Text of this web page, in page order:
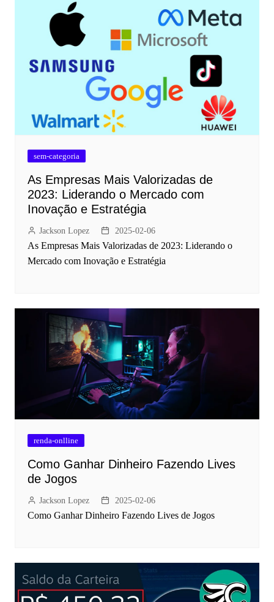
sem-categoria
As Empresas Mais Valorizadas de
2023: Liderando o Mercado com
Inovação e Estratégia
Jackson Lopez 2025-02-06
As Empresas Mais Valorizadas de 2023: Liderando o
Mercado com Inovação e Estratégia
renda-onlline
Como Ganhar Dinheiro Fazendo Lives
de Jogos
Jackson Lopez 2025-02-06
Como Ganhar Dinheiro Fazendo Lives de Jogos